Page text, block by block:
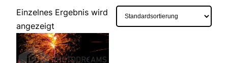
Einzelnes Ergebnis wird
angezeigt